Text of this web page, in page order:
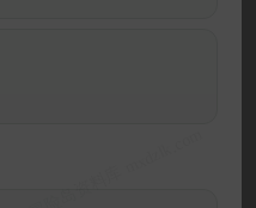
录拥挤致歉公告